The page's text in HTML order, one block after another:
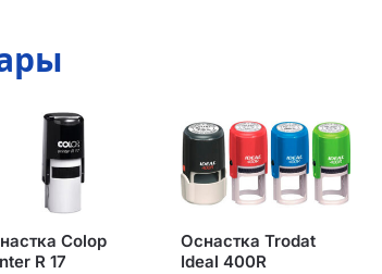
Colop
R 17
Оснастка Trodat
Ideal 400R